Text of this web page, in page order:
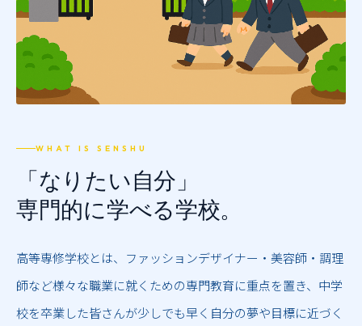
WHAT IS SENSHU
「なりたい自分」
専門的に学べる学校。
高等専修学校とは、ファッションデザイナー・美容師・調理
師など様々な職業に就くための専門教育に重点を置き、中学
校を卒業した皆さんが少しでも早く自分の夢や目標に近づく